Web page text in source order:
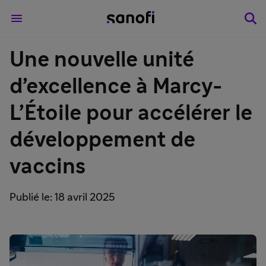
Une nouvelle unité
d’excellence à Marcy-
L’Étoile pour accélérer le
développement de
vaccins
Publié le: 18 avril 2025